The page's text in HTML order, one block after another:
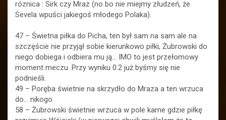
róznica : Sirk czy Mraz (no bo nie miejmy złudzeń, że
Sevela wpuści jakiegoś młodego Polaka).
47 – Świetna piłka do Picha, ten był sam na sam ale na
szczęście nie przyjął sobie kierunkowo piłki, Żubrowski do
niego dobiega i odbiera mu ją… IMO to jest przełomowy
moment meczu. Przy wyniku 0:2 już byśmy się nie
podnieśli.
49 – Poręba świetnie na skrzydło do Mraza a ten wrzuca
do… nikogo.
58 – Żubrowski świetnie wrzuca w pole karne gdzie piłkę